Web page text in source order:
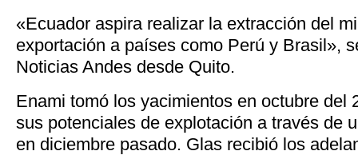
«Ecuador aspira realizar la extracción del
exportación a países como Perú y Brasil»,
Noticias Andes desde Quito.
Enami tomó los yacimientos en octubre del
sus potenciales de explotación a través de
en diciembre pasado. Glas recibió los